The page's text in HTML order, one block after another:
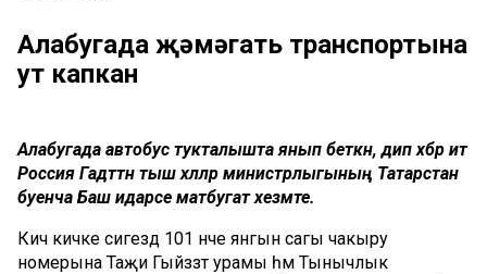
Алабугада җәмәгать транспортына
ут капкан
Алабугада автобус тукталышта янып беткән, дип хәбәр итә
Россия Гадәттән тыш хәлләр министрлыгының Татарстан
буенча Баш идарәсе матбугат хезмәте.
Кичә кичке сигездә 101 нче янгын сагы чакыру
номерына Таҗи Гыйззәт урамы һәм Тынычлык